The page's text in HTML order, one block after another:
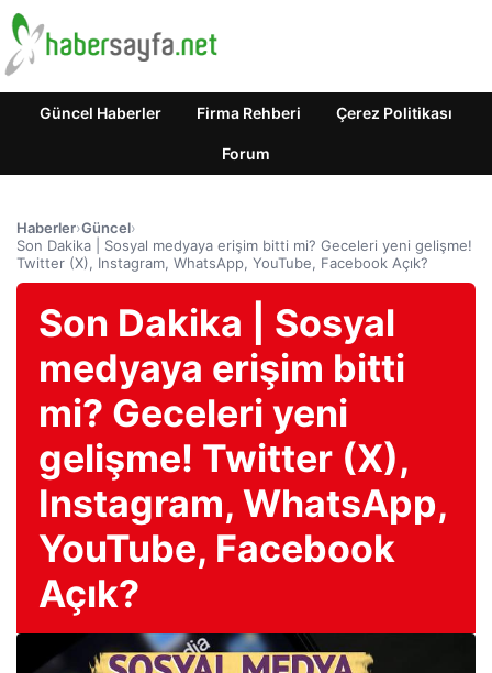
Güncel Haberler Firma Rehberi Çerez Politikası
Forum
Haberler›Güncel›
Son Dakika | Sosyal medyaya erişim bitti mi? Geceleri yeni gelişme!
Twitter (X), Instagram, WhatsApp, YouTube, Facebook Açık?
Son Dakika | Sosyal
medyaya erişim bitti
mi? Geceleri yeni
gelişme! Twitter (X),
Instagram, WhatsApp,
YouTube, Facebook
Açık?